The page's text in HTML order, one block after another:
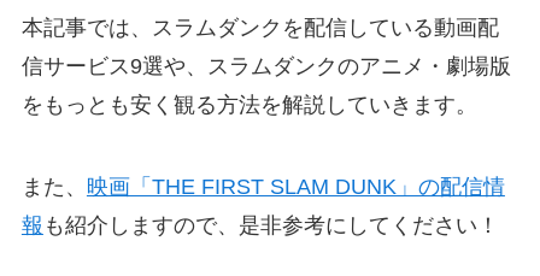
本記事では、スラムダンクを配信している動画配
信サービス9選や、スラムダンクのアニメ・劇場版
をもっとも安く観る方法を解説していきます。
また、 映画「THE FIRST SLAM DUNK」の配信情
報 も紹介しますので、是非参考にしてください！